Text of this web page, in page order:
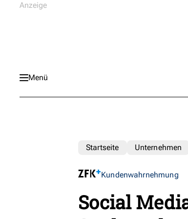
Menü
Startseite Unternehmen
Kundenwahrnehmung
Social